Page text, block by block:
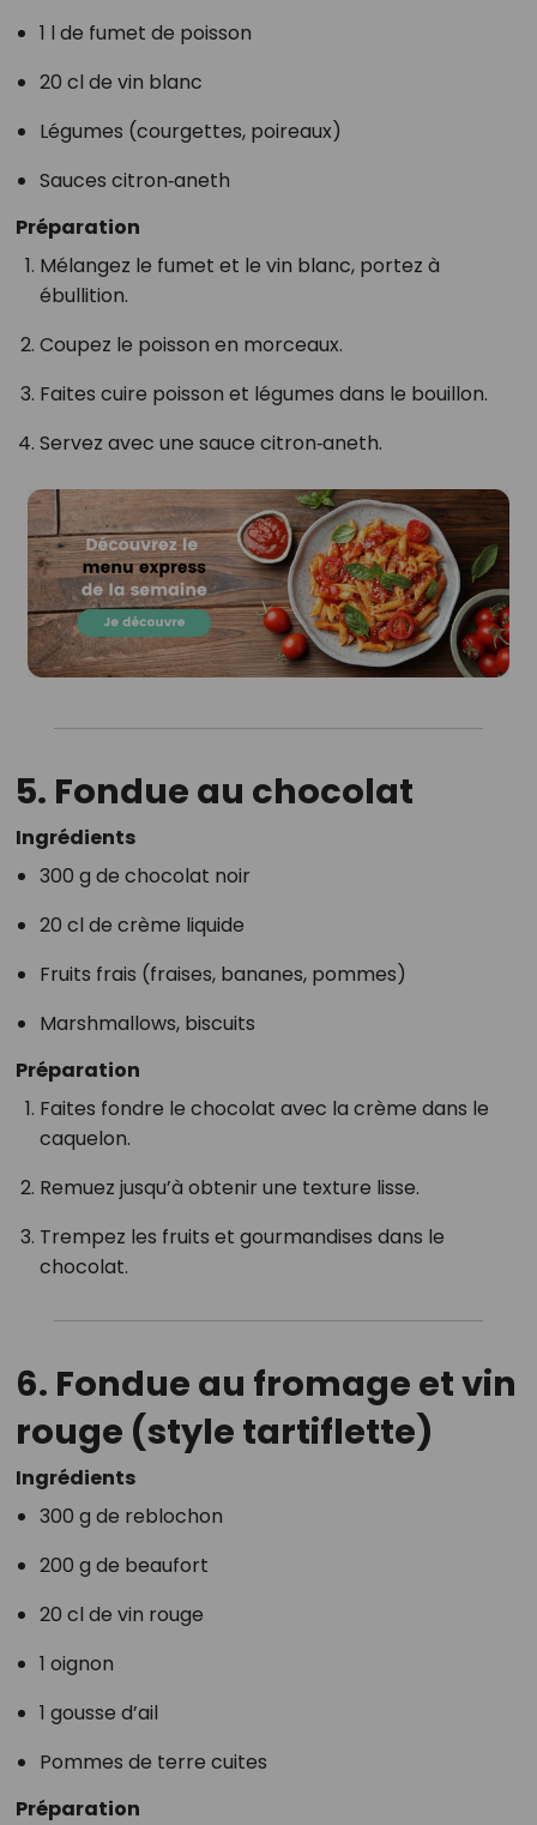
1 l de fumet de poisson
20 cl de vin blanc
Légumes (courgettes, poireaux)
Sauces citron‑aneth
Préparation
Mélangez le fumet et le vin blanc, portez à
ébullition.
Coupez le poisson en morceaux.
Faites cuire poisson et légumes dans le bouillon.
Servez avec une sauce citron‑aneth.
5. Fondue au chocolat
Ingrédients
300 g de chocolat noir
20 cl de crème liquide
Fruits frais (fraises, bananes, pommes)
Marshmallows, biscuits
Préparation
Faites fondre le chocolat avec la crème dans le
caquelon.
Remuez jusqu’à obtenir une texture lisse.
Trempez les fruits et gourmandises dans le
chocolat.
6. Fondue au fromage et vin
rouge (style tartiflette)
Ingrédients
300 g de reblochon
200 g de beaufort
20 cl de vin rouge
1 oignon
1 gousse d’ail
Pommes de terre cuites
Préparation